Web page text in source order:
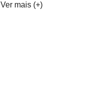
Ver mais (+)